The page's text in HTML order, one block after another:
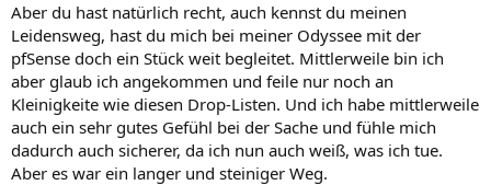
Aber du hast natürlich recht, auch kennst du meinen
Leidensweg, hast du mich bei meiner Odyssee mit der
pfSense doch ein Stück weit begleitet. Mittlerweile bin ich
aber glaub ich angekommen und feile nur noch an
Kleinigkeite wie diesen Drop-Listen. Und ich habe mittlerweile
auch ein sehr gutes Gefühl bei der Sache und fühle mich
dadurch auch sicherer, da ich nun auch weiß, was ich tue.
Aber es war ein langer und steiniger Weg.